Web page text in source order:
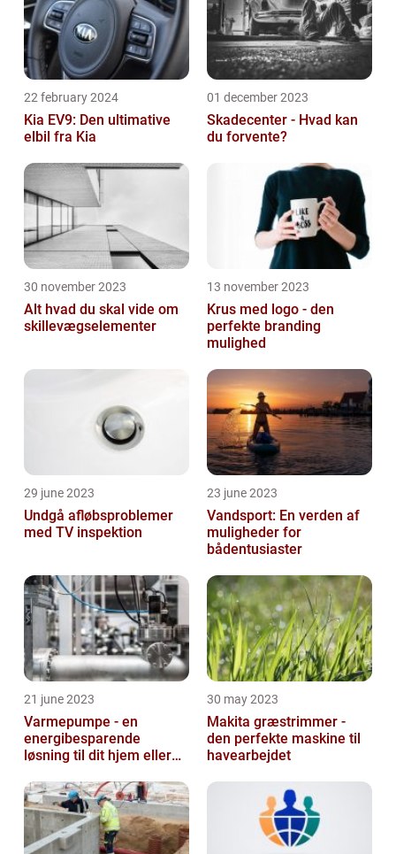
22 february 2024
Kia EV9: Den ultimative
elbil fra Kia
01 december 2023
Skadecenter - Hvad kan
du forvente?
30 november 2023
Alt hvad du skal vide om
skillevægselementer
13 november 2023
Krus med logo - den
perfekte branding
mulighed
29 june 2023
Undgå afløbsproblemer
med TV inspektion
23 june 2023
Vandsport: En verden af
muligheder for
bådentusiaster
21 june 2023
Varmepumpe - en
energibesparende
løsning til dit hjem eller
30 may 2023
Makita græstrimmer -
den perfekte maskine til
havearbejdet